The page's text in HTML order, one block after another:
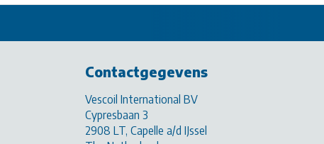
Contactgegevens
Vescoil International BV
Cypresbaan 3
2908 LT, Capelle a/d IJssel